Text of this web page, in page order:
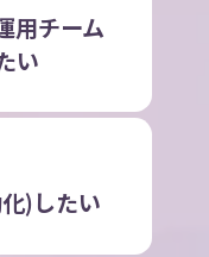
用チーム
い
)したい